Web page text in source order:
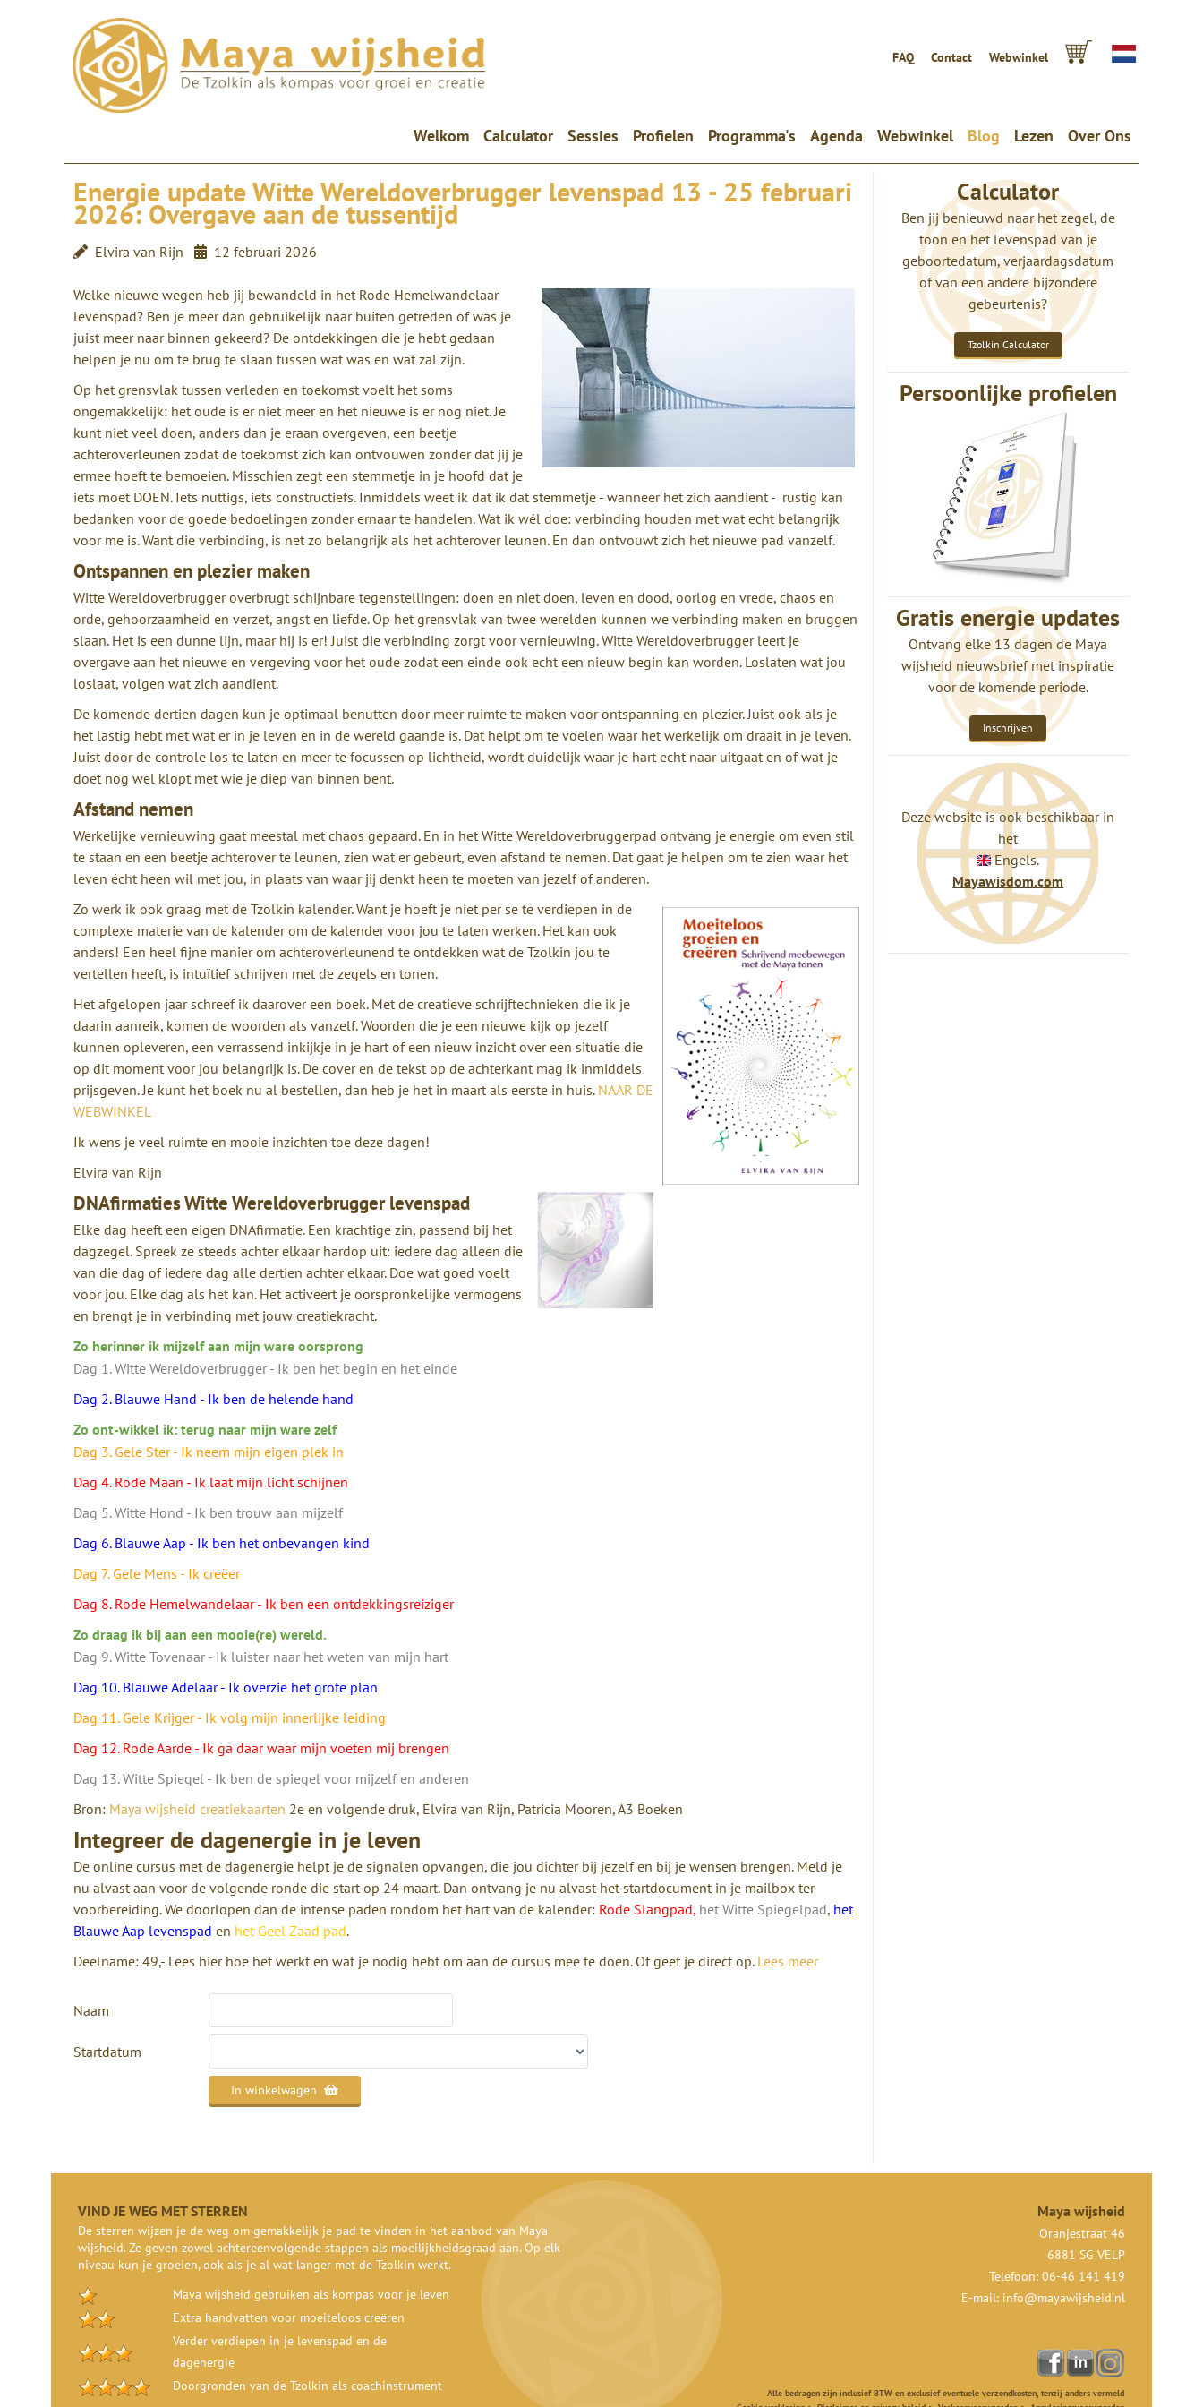
FAQ Contact Webwinkel
Welkom(current)
Calculator Sessies Profielen Programma's Agenda Webwinkel Blog Lezen Over Ons
Energie update Witte Wereldoverbrugger levenspad 13 - 25 februari
2026: Overgave aan de tussentijd
Elvira van Rijn 12 februari 2026
Welke nieuwe wegen heb jij bewandeld in het Rode Hemelwandelaar
levenspad? Ben je meer dan gebruikelijk naar buiten getreden of was je
juist meer naar binnen gekeerd? De ontdekkingen die je hebt gedaan
helpen je nu om te brug te slaan tussen wat was en wat zal zijn.
Op het grensvlak tussen verleden en toekomst voelt het soms
ongemakkelijk: het oude is er niet meer en het nieuwe is er nog niet. Je
kunt niet veel doen, anders dan je eraan overgeven, een beetje
achteroverleunen zodat de toekomst zich kan ontvouwen zonder dat jij je
ermee hoeft te bemoeien. Misschien zegt een stemmetje in je hoofd dat je
iets moet DOEN. Iets nuttigs, iets constructiefs. Inmiddels weet ik dat ik dat stemmetje - wanneer het zich aandient - rustig kan
bedanken voor de goede bedoelingen zonder ernaar te handelen. Wat ik wél doe: verbinding houden met wat echt belangrijk
voor me is. Want die verbinding, is net zo belangrijk als het achterover leunen. En dan ontvouwt zich het nieuwe pad vanzelf.
Ontspannen en plezier maken
Witte Wereldoverbrugger overbrugt schijnbare tegenstellingen: doen en niet doen, leven en dood, oorlog en vrede, chaos en
orde, gehoorzaamheid en verzet, angst en liefde. Op het grensvlak van twee werelden kunnen we verbinding maken en bruggen
slaan. Het is een dunne lijn, maar hij is er! Juist die verbinding zorgt voor vernieuwing. Witte Wereldoverbrugger leert je
overgave aan het nieuwe en vergeving voor het oude zodat een einde ook echt een nieuw begin kan worden. Loslaten wat jou
loslaat, volgen wat zich aandient.
De komende dertien dagen kun je optimaal benutten door meer ruimte te maken voor ontspanning en plezier. Juist ook als je
het lastig hebt met wat er in je leven en in de wereld gaande is. Dat helpt om te voelen waar het werkelijk om draait in je leven.
Juist door de controle los te laten en meer te focussen op lichtheid, wordt duidelijk waar je hart echt naar uitgaat en of wat je
doet nog wel klopt met wie je diep van binnen bent.
Afstand nemen
Werkelijke vernieuwing gaat meestal met chaos gepaard. En in het Witte Wereldoverbruggerpad ontvang je energie om even stil
te staan en een beetje achterover te leunen, zien wat er gebeurt, even afstand te nemen. Dat gaat je helpen om te zien waar het
leven écht heen wil met jou, in plaats van waar jij denkt heen te moeten van jezelf of anderen.
Zo werk ik ook graag met de Tzolkin kalender. Want je hoeft je niet per se te verdiepen in de
complexe materie van de kalender om de kalender voor jou te laten werken. Het kan ook
anders! Een heel fijne manier om achteroverleunend te ontdekken wat de Tzolkin jou te
vertellen heeft, is intuïtief schrijven met de zegels en tonen.
Het afgelopen jaar schreef ik daarover een boek. Met de creatieve schrijftechnieken die ik je
daarin aanreik, komen de woorden als vanzelf. Woorden die je een nieuwe kijk op jezelf
kunnen opleveren, een verrassend inkijkje in je hart of een nieuw inzicht over een situatie die
op dit moment voor jou belangrijk is. De cover en de tekst op de achterkant mag ik inmiddels
prijsgeven. Je kunt het boek nu al bestellen, dan heb je het in maart als eerste in huis. NAAR DE
WEBWINKEL
Ik wens je veel ruimte en mooie inzichten toe deze dagen!
Elvira van Rijn
DNAfirmaties Witte Wereldoverbrugger levenspad
Elke dag heeft een eigen DNAfirmatie. Een krachtige zin, passend bij het
dagzegel. Spreek ze steeds achter elkaar hardop uit: iedere dag alleen die
van die dag of iedere dag alle dertien achter elkaar. Doe wat goed voelt
voor jou. Elke dag als het kan. Het activeert je oorspronkelijke vermogens
en brengt je in verbinding met jouw creatiekracht.
Zo herinner ik mijzelf aan mijn ware oorsprong
Dag 1. Witte Wereldoverbrugger - Ik ben het begin en het einde
Dag 2. Blauwe Hand - Ik ben de helende hand
Zo ont-wikkel ik: terug naar mijn ware zelf
Dag 3. Gele Ster - Ik neem mijn eigen plek in
Dag 4. Rode Maan - Ik laat mijn licht schijnen
Dag 5. Witte Hond - Ik ben trouw aan mijzelf
Dag 6. Blauwe Aap - Ik ben het onbevangen kind
Dag 7. Gele Mens - Ik creëer
Dag 8. Rode Hemelwandelaar - Ik ben een ontdekkingsreiziger
Zo draag ik bij aan een mooie(re) wereld.
Dag 9. Witte Tovenaar - Ik luister naar het weten van mijn hart
Dag 10. Blauwe Adelaar - Ik overzie het grote plan
Dag 11. Gele Krijger - Ik volg mijn innerlijke leiding
Dag 12. Rode Aarde - Ik ga daar waar mijn voeten mij brengen
Dag 13. Witte Spiegel - Ik ben de spiegel voor mijzelf en anderen
Bron: Maya wijsheid creatiekaarten 2e en volgende druk, Elvira van Rijn, Patricia Mooren, A3 Boeken
Integreer de dagenergie in je leven
De online cursus met de dagenergie helpt je de signalen opvangen, die jou dichter bij jezelf en bij je wensen brengen. Meld je
nu alvast aan voor de volgende ronde die start op 24 maart. Dan ontvang je nu alvast het startdocument in je mailbox ter
voorbereiding. We doorlopen dan de intense paden rondom het hart van de kalender: Rode Slangpad, het Witte Spiegelpad, het
Blauwe Aap levenspad en het Geel Zaad pad.
Deelname: 49,- Lees hier hoe het werkt en wat je nodig hebt om aan de cursus mee te doen. Of geef je direct op. Lees meer
Naam
Startdatum
In winkelwagen
Calculator
Ben jij benieuwd naar het zegel, de
toon en het levenspad van je
geboortedatum, verjaardagsdatum
of van een andere bijzondere
gebeurtenis?
Tzolkin Calculator
Persoonlijke profielen
Gratis energie updates
Ontvang elke 13 dagen de Maya
wijsheid nieuwsbrief met inspiratie
voor de komende periode.
Inschrijven
Deze website is ook beschikbaar in
het
Engels.
Mayawisdom.com
VIND JE WEG MET STERREN
De sterren wijzen je de weg om gemakkelijk je pad te vinden in het aanbod van Maya
wijsheid. Ze geven zowel achtereenvolgende stappen als moeilijkheidsgraad aan. Op elk
niveau kun je groeien, ook als je al wat langer met de Tzolkin werkt.
Maya wijsheid gebruiken als kompas voor je leven
Extra handvatten voor moeiteloos creëren
Verder verdiepen in je levenspad en de
dagenergie
Doorgronden van de Tzolkin als coachinstrument
Maya wijsheid
Oranjestraat 46
6881 SG VELP
Telefoon: 06-46 141 419
E-mail: info@mayawijsheid.nl
Alle bedragen zijn inclusief BTW en exclusief eventuele verzendkosten, tenzij anders vermeld